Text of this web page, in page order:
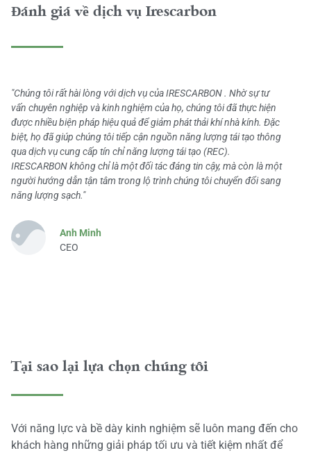
Đánh giá về dịch vụ Irescarbon
"Chúng tôi rất hài lòng với dịch vụ của IRESCARBON . Nhờ sự tư
vấn chuyên nghiệp và kinh nghiệm của họ, chúng tôi đã thực hiện
được nhiều biện pháp hiệu quả để giảm phát thải khí nhà kính. Đặc
biệt, họ đã giúp chúng tôi tiếp cận nguồn năng lượng tái tạo thông
qua dịch vụ cung cấp tín chỉ năng lượng tái tạo (REC).
IRESCARBON không chỉ là một đối tác đáng tin cậy, mà còn là một
người hướng dẫn tận tâm trong lộ trình chúng tôi chuyển đổi sang
năng lượng sạch."
Anh Minh
CEO
Tại sao lại lựa chọn chúng tôi
Với năng lực và bề dày kinh nghiệm sẽ luôn mang đến cho
khách hàng những giải pháp tối ưu và tiết kiệm nhất để